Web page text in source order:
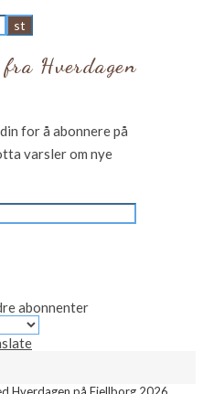
Hverdagen
for å abonnere på
varsler om nye
abonnenter